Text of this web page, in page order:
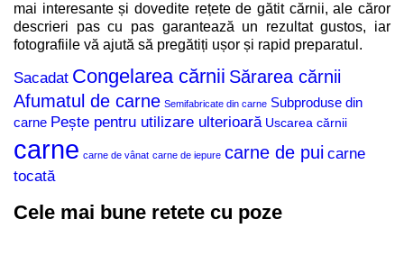
mai interesante și dovedite rețete de gătit cărnii, ale căror
descrieri pas cu pas garantează un rezultat gustos, iar
fotografiile vă ajută să pregătiți ușor și rapid preparatul.
Sacadat Congelarea cărnii Sărarea cărnii
Afumatul de carne Semifabricate din carne Subproduse din
carne Pește pentru utilizare ulterioară Uscarea cărnii
carne carne de vânat carne de iepure carne de pui carne
tocată
Cele mai bune retete cu poze